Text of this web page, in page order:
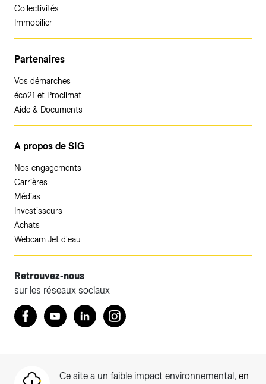
Collectivités
Immobilier
Partenaires
Vos démarches
éco21 et Proclimat
Aide & Documents
A propos de SIG
Nos engagements
Carrières
Médias
Investisseurs
Achats
Webcam Jet d'eau
Retrouvez-nous
sur les réseaux sociaux
Retrouvez nous sur Facebook
YoutubeLinkedInInstagram
Ce site a un faible impact environnemental, en
Accéder à votre espace client SIG.
Votre espace client SIG n'est pas optimisé pour une
Particuliers)